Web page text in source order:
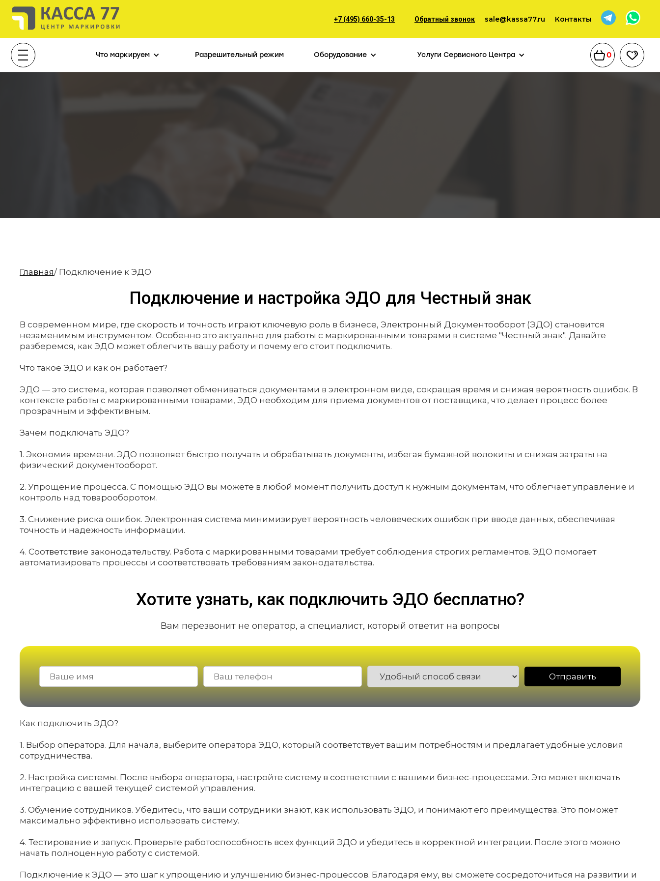
+7 (495) 660-35-13 Обратный звонок sale@kassa77.ru Контакты
Что маркируем Разрешительный режим Оборудование Услуги Сервисного Центра 0
Главная/ Подключение к ЭДО
Подключение и настройка ЭДО для Честный знак
В современном мире, где скорость и точность играют ключевую роль в бизнесе, Электронный Документооборот (ЭДО) становится
незаменимым инструментом. Особенно это актуально для работы с маркированными товарами в системе "Честный знак". Давайте
разберемся, как ЭДО может облегчить вашу работу и почему его стоит подключить.
Что такое ЭДО и как он работает?
ЭДО — это система, которая позволяет обмениваться документами в электронном виде, сокращая время и снижая вероятность ошибок. В
контексте работы с маркированными товарами, ЭДО необходим для приема документов от поставщика, что делает процесс более
прозрачным и эффективным.
Зачем подключать ЭДО?
1. Экономия времени. ЭДО позволяет быстро получать и обрабатывать документы, избегая бумажной волокиты и снижая затраты на
физический документооборот.
2. Упрощение процесса. С помощью ЭДО вы можете в любой момент получить доступ к нужным документам, что облегчает управление и
контроль над товарооборотом.
3. Снижение риска ошибок. Электронная система минимизирует вероятность человеческих ошибок при вводе данных, обеспечивая
точность и надежность информации.
4. Соответствие законодательству. Работа с маркированными товарами требует соблюдения строгих регламентов. ЭДО помогает
автоматизировать процессы и соответствовать требованиям законодательства.
Хотите узнать, как подключить ЭДО бесплатно?
Вам перезвонит не оператор, а специалист, который ответит на вопросы
Как подключить ЭДО?
1. Выбор оператора. Для начала, выберите оператора ЭДО, который соответствует вашим потребностям и предлагает удобные условия
сотрудничества.
2. Настройка системы. После выбора оператора, настройте систему в соответствии с вашими бизнес-процессами. Это может включать
интеграцию с вашей текущей системой управления.
3. Обучение сотрудников. Убедитесь, что ваши сотрудники знают, как использовать ЭДО, и понимают его преимущества. Это поможет
максимально эффективно использовать систему.
4. Тестирование и запуск. Проверьте работоспособность всех функций ЭДО и убедитесь в корректной интеграции. После этого можно
начать полноценную работу с системой.
Подключение к ЭДО — это шаг к упрощению и улучшению бизнес-процессов. Благодаря ему, вы сможете сосредоточиться на развитии и